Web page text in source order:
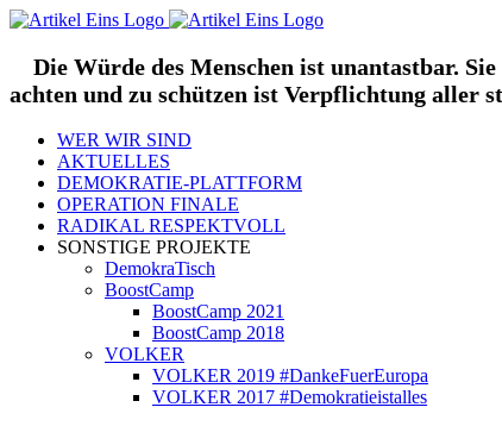
Zum
springen
Die Würde des Menschen ist unantastbar. Sie
achten und zu schützen ist Verpflichtung aller
WER WIR SIND
AKTUELLES
DEMOKRATIE-PLATTFORM
OPERATION FINALE
RADIKAL RESPEKTVOLL
SONSTIGE PROJEKTE
DemokraTisch
BoostCamp
BoostCamp 2021
BoostCamp 2018
VOLKER
VOLKER 2019 #DankeFuerEuropa
VOLKER 2017 #Demokratieistalles